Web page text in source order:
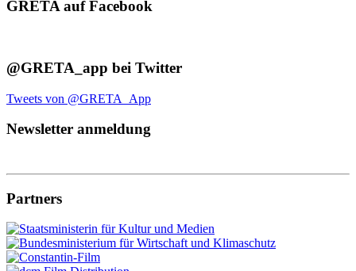
GRETA auf Facebook
@GRETA_app bei Twitter
Tweets von @GRETA_App
Newsletter anmeldung
Partners